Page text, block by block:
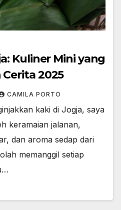
Kuliner Mini yang
2025
CAMILA PORTO
kaki di Jogja, saya
keramaian jalanan,
dan aroma sedap dari
memanggil setiap